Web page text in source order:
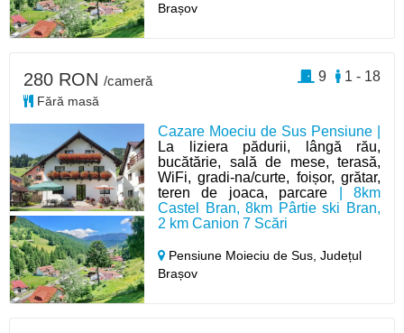
Brașov
Cazare Moeciu de Sus Pensiune |
La liziera pădurii, lângă rău,
bucătărie, sală de mese, terasă,
WiFi, gradi-na/curte, foișor, grătar,
teren de joaca, parcare | 8km
Castel Bran, 8km Pârtie ski Bran,
2 km Canion 7 Scări
Pensiune Moieciu de Sus,Județul
Brașov
280 RON /cameră
Fără masă
1 - 18
9